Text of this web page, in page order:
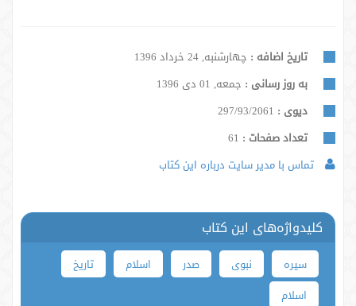
تاریخ اضافه : چهارشنبه, 24 خرداد 1396
به روز رسانی : جمعه, 01 دی 1396
دیوی : 297/93/2061
تعداد صفحات :
تماس با مدیر سایت درباره این کتاب
کلیدواژه‌های این کتاب
سیره نبوی صدر اسلام
تاریخ
اسلام